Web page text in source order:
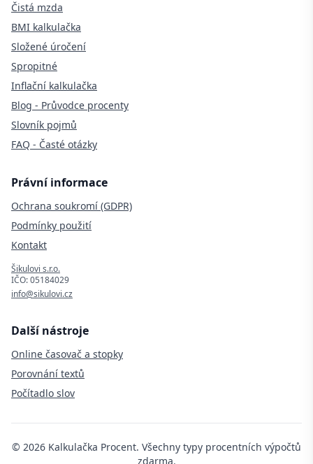
Čistá mzda
BMI kalkulačka
Složené úročení
Spropitné
Inflační kalkulačka
Blog - Průvodce procenty
Slovník pojmů
FAQ - Časté otázky
Právní informace
Ochrana soukromí (GDPR)
Podmínky použití
Kontakt
Šikulovi s.r.o.
IČO: 05184029
info@sikulovi.cz
Další nástroje
Online časovač a stopky
Porovnání textů
Počítadlo slov
© 2026 Kalkulačka Procent. Všechny typy procentních výpočtů
zdarma.